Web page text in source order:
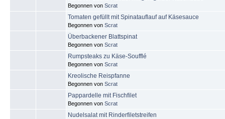
Begonnen von Scrat
Tomaten gefüllt mit Spinatauflauf auf Käsesauce
Begonnen von Scrat
Überbackener Blattspinat
Begonnen von Scrat
Rumpsteaks zu Käse-Soufflé
Begonnen von Scrat
Kreolische Reispfanne
Begonnen von Scrat
Pappardelle mit Fischfilet
Begonnen von Scrat
Nudelsalat mit Rinderfiletstreifen